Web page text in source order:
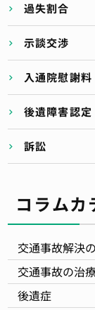
過失割合
示談交渉
入通院慰謝料
後遺障害認定
訴訟
コラムカ
交通事故解決
交通事故の治
後遺症